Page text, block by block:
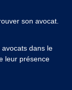
son avocat.
avocats dans le
leur présence